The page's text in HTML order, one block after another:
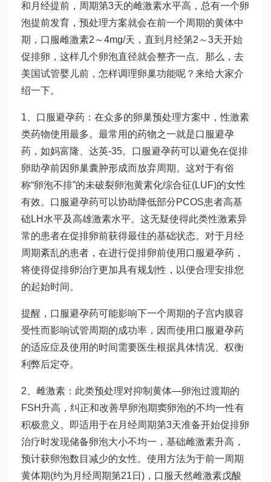
和月经提前，周期第3天的雌激素水平高，总有一个卵
泡提前发育，预处理方案就会在前一个周期的黄体中
期，口服雌激素2～4mg/天，直到月经第2～3天开始
促排卵，这样几个卵泡直径就会整齐一点。那么，去
美国试管婴儿前，怎样调理卵巢功能呢？来给大家介
绍一下。
1、口服避孕药：在众多的卵巢预处理方案中，性激素
类药物使用最多。最常用的药物之一就是口服避孕
药，如妈富隆、达英-35。口服避孕药可以避免在促排
卵助孕前因卵巢囊肿形成而放弃周期。这对于有俗
称“卵泡不排”的未破裂卵泡黄素化综合征(LUF)的女性
有效。口服避孕药可以协助降低部分PCOS患者高基
础LH水平及高雄激素水平。这无疑使得此类性激素异
常的患者在促排卵前获得最佳的基础状态。对于月经
周期紊乱的患者，在进行促排卵前使用口服避孕药，
将使得促排卵治疗更加具有规划性，以便合理安排您
的起始时间。
提醒，口服避孕药可能影响下一个周期的子宫内膜容
受性而影响试管周期的成功率，因而使用口服避孕药
的适应症及使用的时间需要医生根据具体情况、权衡
利弊后定夺。
2、雌激素：此类预处理对抑制黄体—卵泡过渡期的
FSH升高，纠正和改善早卵泡期窦卵泡的不均一性有
积极意义。即适用于在月经周期第3天准备开始促排卵
治疗时发现储备卵泡大小不均一，基础雌激素升高，
预计获卵泡数目减少的女性。使用方法为于前一周期
黄体期(约为月经周期第21日)，口服天然雌激素戊酸